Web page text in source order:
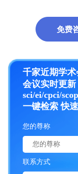
免费
千家近期学
会议实时更新
sci/ei/cpci/
一键检索 快
您的尊称
联系方式